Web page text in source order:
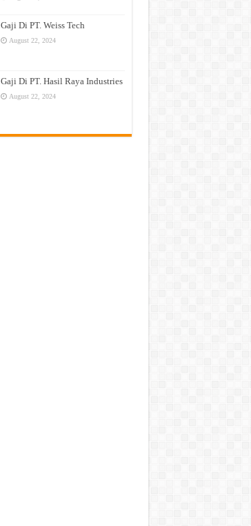
Gaji Di PT. Weiss Tech
August 22, 2024
Gaji Di PT. Hasil Raya Industries
August 22, 2024